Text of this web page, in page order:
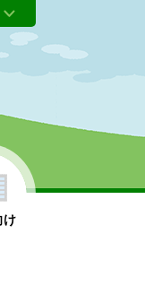
け